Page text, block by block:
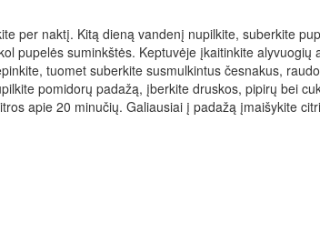
per naktį. Kitą dieną vandenį nupilkite, suberkite
pupelės suminkštės. Keptuvėje įkaitinkite alyvuogių
tuomet suberkite susmulkintus česnakus,
pomidorų padažą, įberkite druskos, pipirų bei
apie 20 minučių. Galiausiai į padažą įmaišykite